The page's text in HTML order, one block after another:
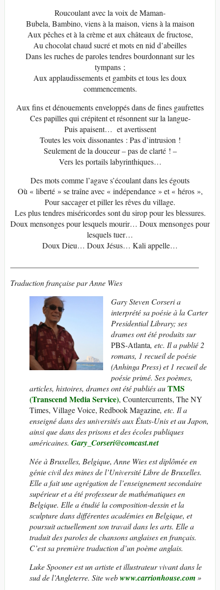
Roucoulant avec la voix de Maman-
Bubela, Bambino, viens à la maison, viens à la maison
Aux pêches et à la crème et aux châteaux de fructose,
Au chocolat chaud sucré et mots en nid d’abeilles
Dans les ruches de paroles tendres bourdonnant sur les
tympans ;
Aux applaudissements et gambits et tous les doux
commencements.
Aux fins et dénouements enveloppés dans de fines gaufrettes
Ces papilles qui crépitent et résonnent sur la langue-
Puis apaisent… et avertissent
Toutes les voix dissonantes : Pas d’intrusion !
Seulement de la douceur – pas de clarté ! –
Vers les portails labyrinthiques…
Des mots comme l’agave s’écoulant dans les égouts
Où « liberté » se traîne avec « indépendance » et « héros »,
Pour saccager et piller les rêves du village.
Les plus tendres miséricordes sont du sirop pour les blessures.
Doux mensonges pour lesquels mourir… Doux mensonges pour
lesquels tuer…
Doux Dieu… Doux Jésus… Kali appelle…
Traduction française par Anne Wies
Gary Steven Corseri a
interprété sa poésie à la Carter
Presidential Library; ses
drames ont été produits sur
PBS-Atlanta, etc. Il a publié 2
romans, 1 recueil de poésie
(Anhinga Press) et 1 recueil de
poésie primé. Ses poèmes,
articles, histoires, drames ont été publiés auTMS
(Transcend Media Service), Countercurrents, The NY
Times, Village Voice, Redbook Magazine, etc. Il a
enseigné dans des universités aux États-Unis et au Japon,
ainsi que dans des prisons et des écoles publiques
américaines. Gary_Corseri@comcast.net
Née à Bruxelles, Belgique, Anne Wies est diplômée en
génie civil des mines de l’Université Libre de Bruxelles.
Elle a fait une agrégation de l’enseignement secondaire
supérieur et a été professeur de mathématiques en
Belgique. Elle a étudié la composition-dessin et la
sculpture dans différentes académies en Belgique, et
poursuit actuellement son travail dans les arts. Elle a
traduit des paroles de chansons anglaises en français.
C’est sa première traduction d’un poème anglais.
Luke Spooner est un artiste et illustrateur vivant dans le
sud de l’Angleterre. Site webwww.carrionhouse.com»